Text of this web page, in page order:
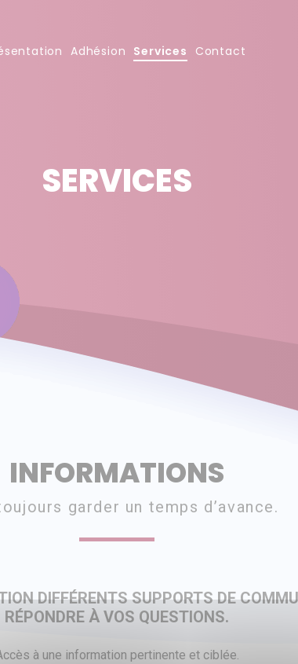
Adhésion Services Contact
SERVICES
INFORMATIONS
garder un temps d’avance.
DIFFÉRENTS SUPPORTS DE
RÉPONDRE À VOS QUESTIONS.
à une information pertinente et ciblée.